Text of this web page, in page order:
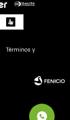
Términos y